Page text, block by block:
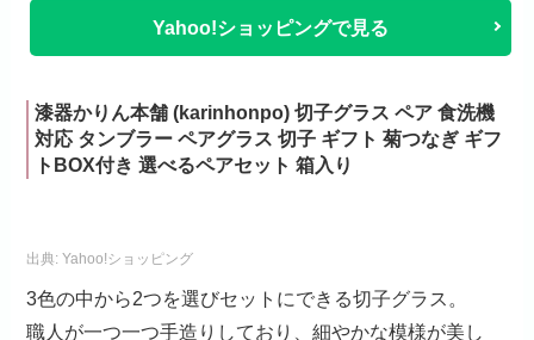
Yahoo!ショッピングで見る
漆器かりん本舗 (karinhonpo) 切子グラス ペア 食洗機
対応 タンブラー ペアグラス 切子 ギフト 菊つなぎ ギフ
トBOX付き 選べるペアセット 箱入り